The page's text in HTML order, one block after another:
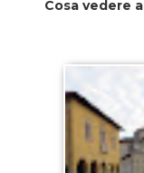
Cosa vedere